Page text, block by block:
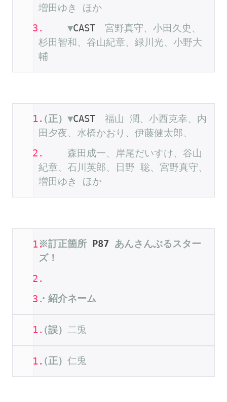
増田ゆき
ほか
▼CAST 宮野真守、小田久史、
杉田智和、谷山紀章、緑川光、小野大
輔
（正）▼CAST 福山 潤、小西克幸、内
田夕夜、水橋かおり、伊藤健太郎、
森田成一、岸尾だいすけ、谷山
紀章、石川英郎、日野 聡、宮野真守、
増田ゆき
ほか
※訂正箇所 P87 あんさんぶるスター
ズ！
・紹介ネーム
（誤）二兎
（正）仁兎